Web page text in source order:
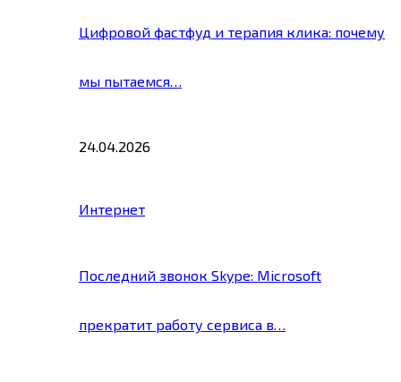
Цифровой фастфуд и терапия клика: почему
мы пытаемся…
24.04.2026
Интернет
Последний звонок Skype: Microsoft
прекратит работу сервиса в…